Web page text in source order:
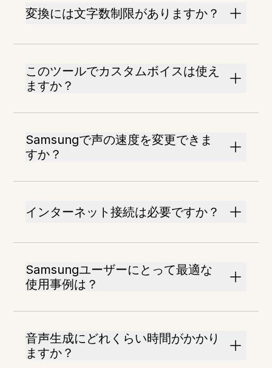
変換には文字数制限がありますか？
このツールでカスタムボイスは使え
ますか？
Samsungで声の速度を変更できま
すか？
インターネット接続は必要ですか？
Samsungユーザーにとって最適な
使用事例は？
音声生成にどれくらい時間がかかり
ますか？